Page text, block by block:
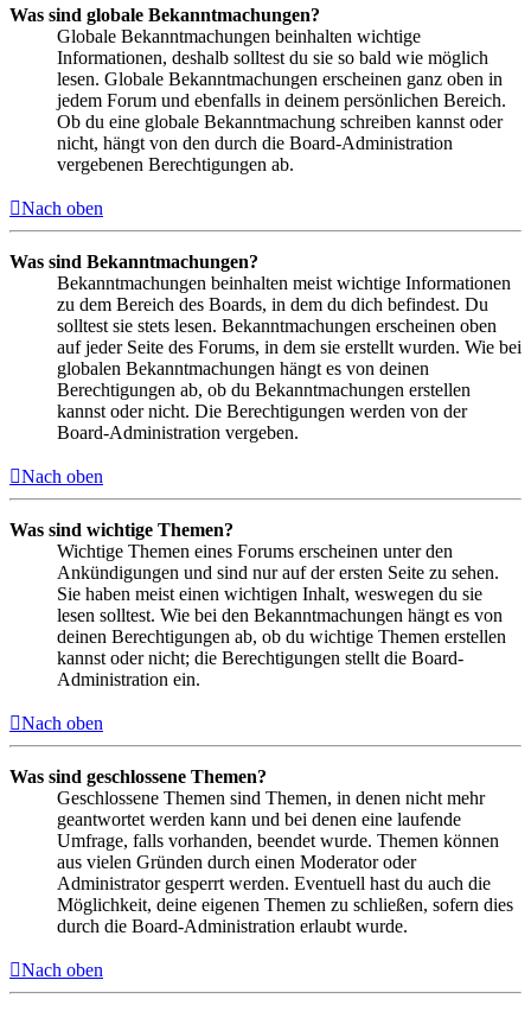
Was sind globale Bekanntmachungen?
Globale Bekanntmachungen beinhalten wichtige
Informationen, deshalb solltest du sie so bald wie möglich
lesen. Globale Bekanntmachungen erscheinen ganz oben in
jedem Forum und ebenfalls in deinem persönlichen Bereich.
Ob du eine globale Bekanntmachung schreiben kannst oder
nicht, hängt von den durch die Board-Administration
vergebenen Berechtigungen ab.
Nach oben
Was sind Bekanntmachungen?
Bekanntmachungen beinhalten meist wichtige Informationen
zu dem Bereich des Boards, in dem du dich befindest. Du
solltest sie stets lesen. Bekanntmachungen erscheinen oben
auf jeder Seite des Forums, in dem sie erstellt wurden. Wie bei
globalen Bekanntmachungen hängt es von deinen
Berechtigungen ab, ob du Bekanntmachungen erstellen
kannst oder nicht. Die Berechtigungen werden von der
Board-Administration vergeben.
Nach oben
Was sind wichtige Themen?
Wichtige Themen eines Forums erscheinen unter den
Ankündigungen und sind nur auf der ersten Seite zu sehen.
Sie haben meist einen wichtigen Inhalt, weswegen du sie
lesen solltest. Wie bei den Bekanntmachungen hängt es von
deinen Berechtigungen ab, ob du wichtige Themen erstellen
kannst oder nicht; die Berechtigungen stellt die Board-
Administration ein.
Nach oben
Was sind geschlossene Themen?
Geschlossene Themen sind Themen, in denen nicht mehr
geantwortet werden kann und bei denen eine laufende
Umfrage, falls vorhanden, beendet wurde. Themen können
aus vielen Gründen durch einen Moderator oder
Administrator gesperrt werden. Eventuell hast du auch die
Möglichkeit, deine eigenen Themen zu schließen, sofern dies
durch die Board-Administration erlaubt wurde.
Nach oben